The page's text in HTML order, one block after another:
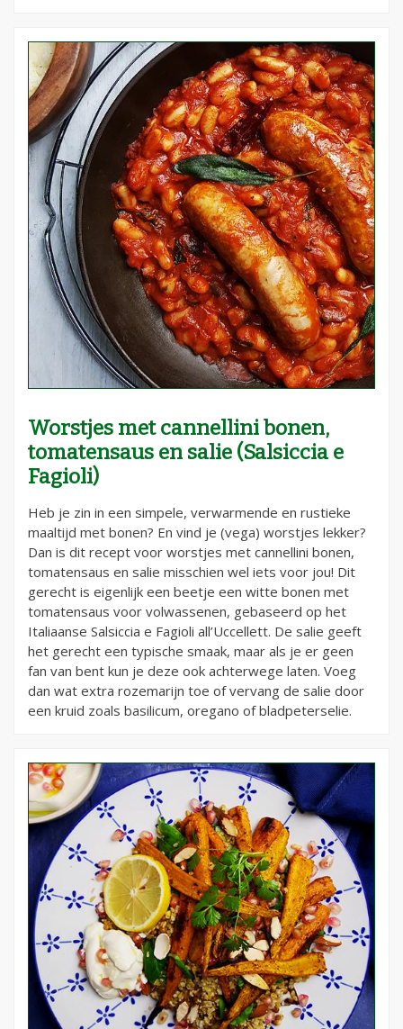
Worstjes met cannellini bonen,
tomatensaus en salie (Salsiccia e
Fagioli)
Heb je zin in een simpele, verwarmende en rustieke
maaltijd met bonen? En vind je (vega) worstjes lekker?
Dan is dit recept voor worstjes met cannellini bonen,
tomatensaus en salie misschien wel iets voor jou! Dit
gerecht is eigenlijk een beetje een witte bonen met
tomatensaus voor volwassenen, gebaseerd op het
Italiaanse Salsiccia e Fagioli all’Uccellett. De salie geeft
het gerecht een typische smaak, maar als je er geen
fan van bent kun je deze ook achterwege laten. Voeg
dan wat extra rozemarijn toe of vervang de salie door
een kruid zoals basilicum, oregano of bladpeterselie.